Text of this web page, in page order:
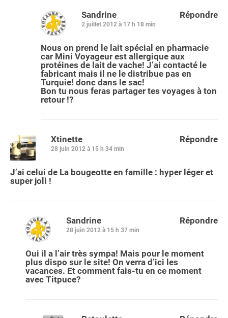
Sandrine
2 juillet 2012 à 17 h 18 min
Nous on prend le lait spécial en pharmacie
car Mini Voyageur est allergique aux
protéines de lait de vache! J’ai contacté le
fabricant mais il ne le distribue pas en
Turquie! donc dans le sac!
Bon tu nous feras partager tes voyages à ton
retour !?
Répondre
Xtinette
28 juin 2012 à 15 h 34 min
J’ai celui de La bougeotte en famille : hyper léger et
super joli !
Répondre
Sandrine
28 juin 2012 à 15 h 37 min
Oui il a l’air très sympa! Mais pour le moment
plus dispo sur le site! On verra d’ici les
vacances. Et comment fais-tu en ce moment
avec Titpuce?
Répondre